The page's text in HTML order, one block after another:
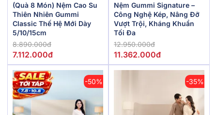
(Quà 8 Món) Nệm Cao Su
Thiên Nhiên Gummi
Classic Thế Hệ Mới Dày
5/10/15cm
8.890.000đ
7.112.000đ
Nệm Gummi Signature –
Công Nghệ Kép, Nâng Đỡ
Vượt Trội, Kháng Khuẩn
Tối Đa
12.950.000đ
11.362.000đ
-50% -35%